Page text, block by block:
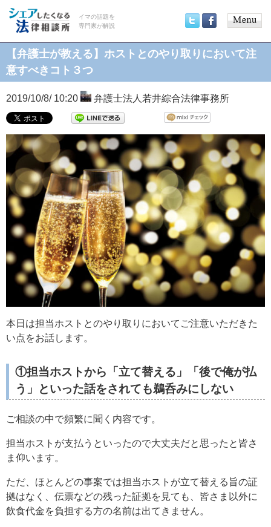
イマの話題を
専門家が解説
menu
【弁護士が教える】ホストとのやり取りにおいて注
意すべきコト３つ
2019/10/8/ 10:20 弁護士法人若井綜合法律事務所
本日は担当ホストとのやり取りにおいてご注意いただきた
い点をお話します。
①担当ホストから「立て替える」「後で俺が払
う」といった話をされても鵜呑みにしない
ご相談の中で頻繁に聞く内容です。
担当ホストが支払うといったので大丈夫だと思ったと皆さ
ま仰います。
ただ、ほとんどの事案では担当ホストが立て替える旨の証
拠はなく、伝票などの残った証拠を見ても、皆さま以外に
飲食代金を負担する方の名前は出てきません。